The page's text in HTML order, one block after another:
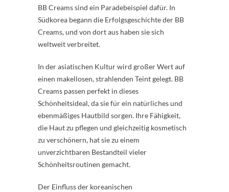
BB Creams sind ein Paradebeispiel dafür. In
Südkorea begann die Erfolgsgeschichte der BB
Creams, und von dort aus haben sie sich
weltweit verbreitet.
In der asiatischen Kultur wird großer Wert auf
einen makellosen, strahlenden Teint gelegt. BB
Creams passen perfekt in dieses
Schönheitsideal, da sie für ein natürliches und
ebenmäßiges Hautbild sorgen. Ihre Fähigkeit,
die Haut zu pflegen und gleichzeitig kosmetisch
zu verschönern, hat sie zu einem
unverzichtbaren Bestandteil vieler
Schönheitsroutinen gemacht.
Der Einfluss der koreanischen